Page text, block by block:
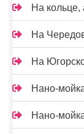
На кольце,
На
На
Нано-
Нано-